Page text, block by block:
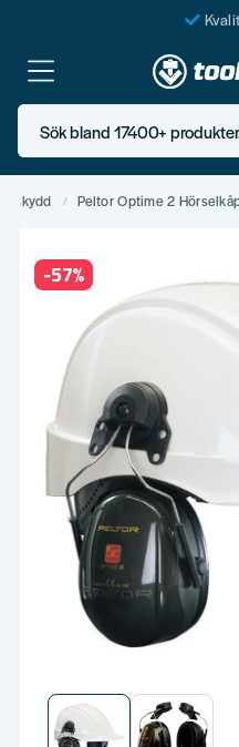
Fraktfritt
En
Butik
Sök bland 17400+ produkter..
Peltor Optime 2
-57%